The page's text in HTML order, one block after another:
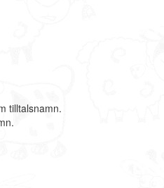
tilltalsnamn.